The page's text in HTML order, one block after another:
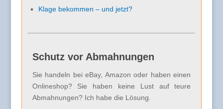
Klage bekommen – und jetzt?
Schutz vor Abmahnungen
Sie handeln bei eBay, Amazon oder haben einen
Onlineshop? Sie haben keine Lust auf teure
Abmahnungen? Ich habe die Lösung.